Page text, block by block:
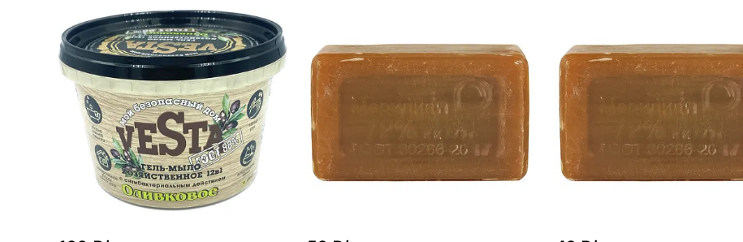
В корзину
много много
В
много